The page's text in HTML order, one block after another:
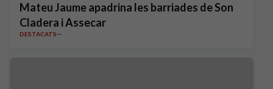
Mateu Jaume apadrina les barriades de Son
Cladera i Assecar
DESTACATS